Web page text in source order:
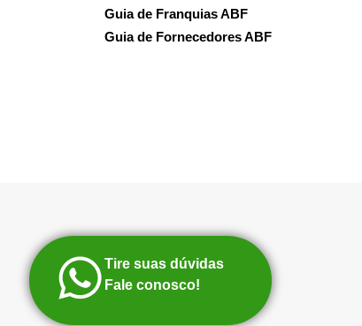
Guia de Franquias ABF
Guia de Fornecedores ABF
Tire suas dúvidas
Fale conosco!